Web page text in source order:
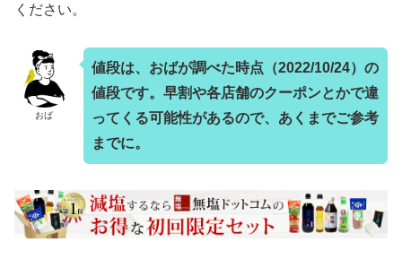
ください。
おば
値段は、おばが調べた時点（2022/10/24）の
値段です。早割や各店舗のクーポンとかで違
ってくる可能性があるので、あくまでご参考
までに。